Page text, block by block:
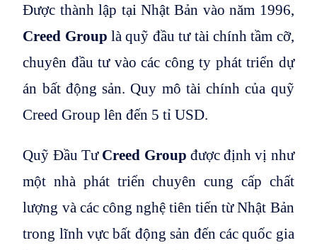
Được thành lập tại Nhật Bản vào năm 1996,
Creed Group là quỹ đầu tư tài chính tầm cỡ,
chuyên đầu tư vào các công ty phát triển dự
án bất động sản. Quy mô tài chính của quỹ
Creed Group lên đến 5 tỉ USD.
Quỹ Đầu Tư Creed Group được định vị như
một nhà phát triển chuyên cung cấp chất
lượng và các công nghệ tiên tiến từ Nhật Bản
trong lĩnh vực bất động sản đến các quốc gia